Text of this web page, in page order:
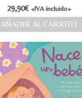
29,90€ «IVA incluido»
AÑADIR AL CARRITO